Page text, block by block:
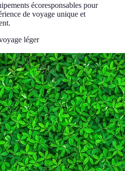
écoresponsables pour
de voyage unique et
léger